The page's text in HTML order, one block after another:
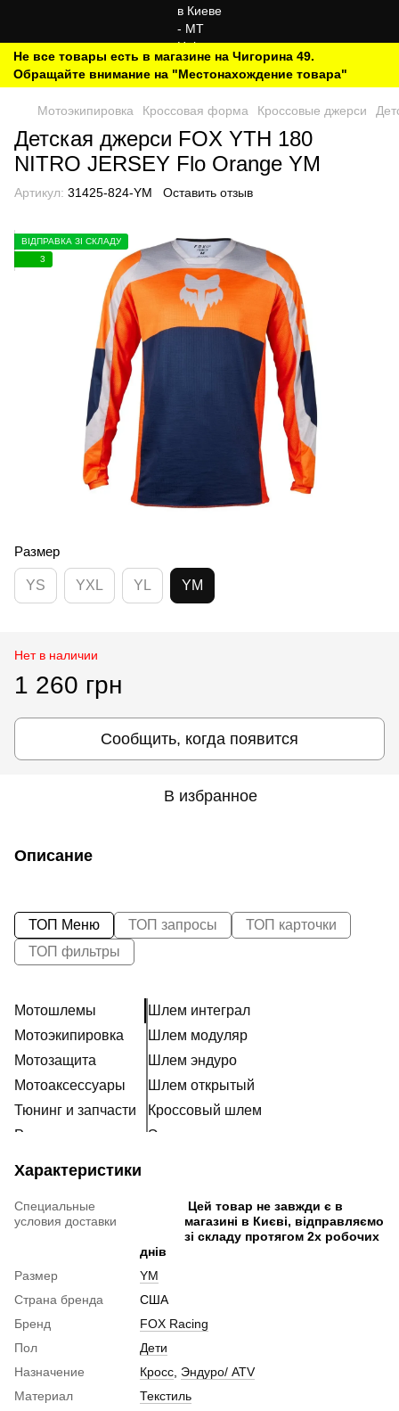
Не все товары есть в магазине на Чигорина 49.
Обращайте внимание на "Местонахождение товара"
Мотоэкипировка Кроссовая форма Кроссовые джерси
Детская джерси FOX YTH 180
NITRO JERSEY Flo Orange YM
Артикул: 31425-824-YM Оставить отзыв
ВІДПРАВКА ЗІ СКЛАДУ
3
Размер
YS YXL YL YM
Нет в наличии
1 260 грн
Сообщить, когда появится
В избранное
Описание
ТОП Меню ТОП запросы
ТОП карточки
ТОП фильтры
Мотошлемы
Мотоэкипировка
Мотозащита
Мотоаксессуары
Тюнинг и запчасти
Расходники
Шлем интеграл
Шлем модуляр
Шлем эндуро
Шлем открытый
Кроссовый шлем
Эксклюзивные шлемы
Мотошлем для ребенка
Мотогарнитура
Пинлок
Аксессуары для мотошлемов
Беруши для мотоциклистов
Характеристики
Специальные
условия доставки
Цей товар не завжди є в
магазині в Києві, відправляємо
зі складу протягом 2х робочих
днів
Размер
YM
Страна бренда
США
Бренд
FOX Racing
Пол
Дети
Назначение
Кросс Эндуро/ ATV
Материал
Текстиль